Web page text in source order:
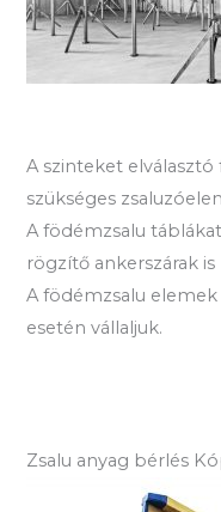
A szinteket
szükséges
A födémzsalu
rögzítő ankerszárak
A födémzsalu
esetén vállaljuk.
Zsalu anyag bérlés